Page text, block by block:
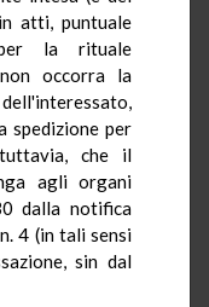
atti, puntuale
la rituale
occorra la
spedizione per
che il
agli organi
dalla notifica
4 (in tali sensi
sin dal